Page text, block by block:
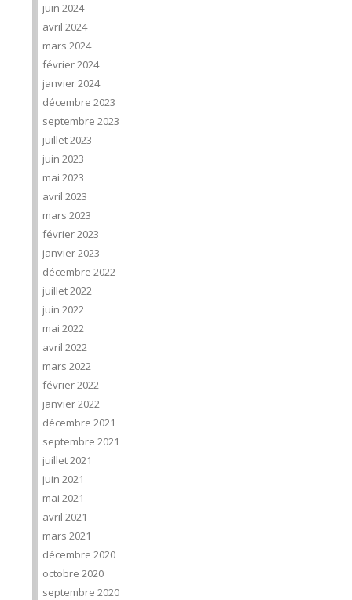
juin 2024
avril 2024
mars 2024
février 2024
janvier 2024
décembre 2023
septembre 2023
juillet 2023
juin 2023
mai 2023
avril 2023
mars 2023
février 2023
janvier 2023
décembre 2022
juillet 2022
juin 2022
mai 2022
avril 2022
mars 2022
février 2022
janvier 2022
décembre 2021
septembre 2021
juillet 2021
juin 2021
mai 2021
avril 2021
mars 2021
décembre 2020
octobre 2020
septembre 2020